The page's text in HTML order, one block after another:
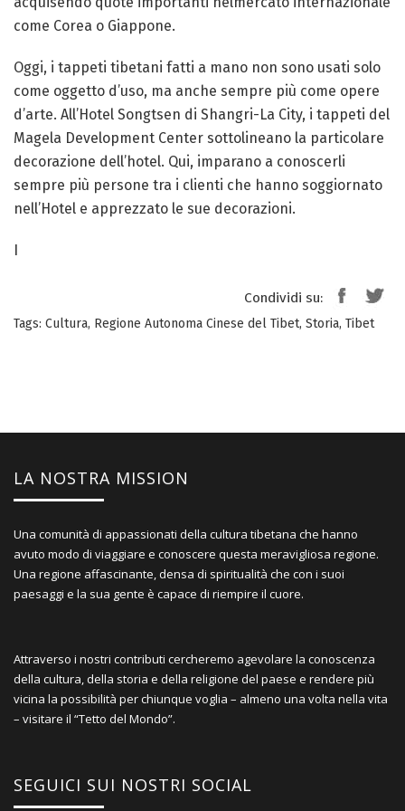
come Corea o Giappone.
Oggi, i tappeti tibetani fatti a mano non sono usati solo
come oggetto d’uso, ma anche sempre più come opere
d’arte. All’Hotel Songtsen di Shangri-La City, i tappeti del
Magela Development Center sottolineano la particolare
decorazione dell’hotel. Qui, imparano a conoscerli
sempre più persone tra i clienti che hanno soggiornato
nell’Hotel e apprezzato le sue decorazioni.
I
Condividi su:
Tags: Cultura, Regione Autonoma Cinese del Tibet, Storia, Tibet
LA NOSTRA MISSION
Una comunità di appassionati della cultura tibetana che hanno
avuto modo di viaggiare e conoscere questa meravigliosa regione.
Una regione affascinante, densa di spiritualità che con i suoi
paesaggi e la sua gente è capace di riempire il cuore.
Attraverso i nostri contributi cercheremo agevolare la conoscenza
della cultura, della storia e della religione del paese e rendere più
vicina la possibilità per chiunque voglia – almeno una volta nella vita
– visitare il “Tetto del Mondo”.
SEGUICI SUI NOSTRI SOCIAL